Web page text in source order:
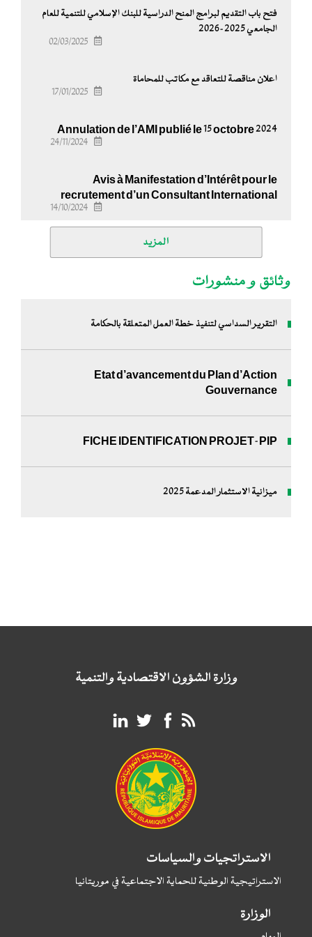
فتح باب التقديم لبرامج المنح الدراسية للبنك الإسلامي للتنمية للعام
الجامعي 2025-2026
02/03/2025
اعلان مناقصة للتعاقد مع مكاتب للمحاماة
17/01/2025
Annulation de l’AMI publié le 15 octobre 2024
24/11/2024
Avis à Manifestation d’Intérêt pour le
recrutement d’un Consultant International
14/10/2024
المزيد
وثائق و منشورات
التقرير السداسي لتنفيذ خطة العمل المتعلقة بالحكامة
Etat d’avancement du Plan d’Action
Gouvernance
FICHE IDENTIFICATION PROJET-PIP
ميزانية الاستثمار المدعمة 2025
وزارة الشؤون الاقتصادية والتنمية
الاستراتجيات والسياسات
الاستراتيجية الوطنية للحماية الاجتماعية في موريتانيا
الوزارة